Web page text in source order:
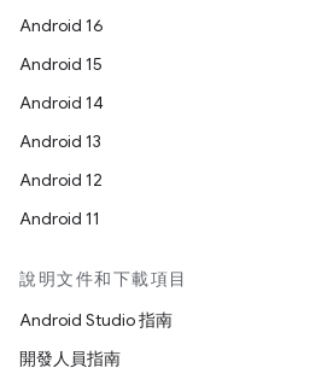
Android 16
Android 15
Android 14
Android 13
Android 12
Android 11
說明文件和下載項目
Android Studio 指南
開發人員指南